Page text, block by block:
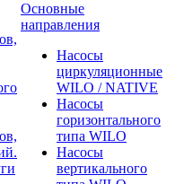
Основные
направления
Насосы
циркуляционные
WILO / NATIVE
Насосы
горизонтального
типа WILO
Насосы
вертикального